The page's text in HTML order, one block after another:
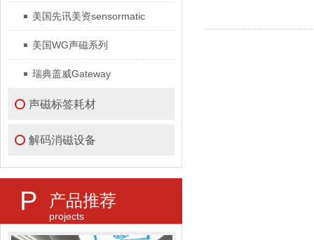
美国先讯美资sensormatic
美国WG声磁系列
瑞典盖威Gateway
声磁标签耗材
解码消磁设备
P 产品推荐
projects